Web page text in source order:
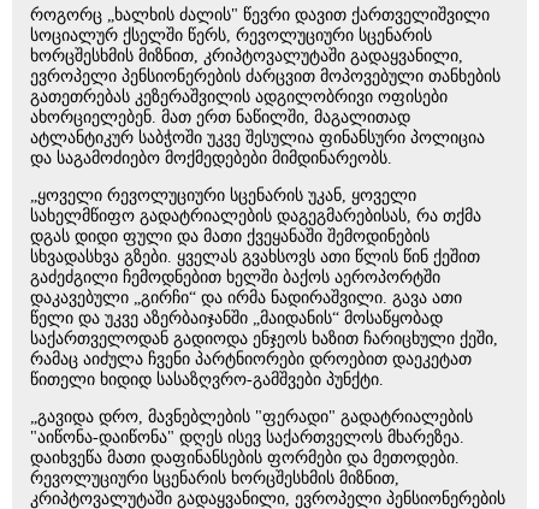
როგორც „ხალხის ძალის" წევრი დავით ქართველიშვილი
სოციალურ ქსელში წერს, რევოლუციური სცენარის
ხორცშესხმის მიზნით, კრიპტოვალუტაში გადაყვანილი,
ევროპელი პენსიონერების ძარცვით მოპოვებული თანხების
გათეთრებას კეზერაშვილის ადგილობრივი ოფისები
ახორციელებენ. მათ ერთ ნაწილში, მაგალითად
ატლანტიკურ საბჭოში უკვე შესულია ფინანსური პოლიცია
და საგამოძიებო მოქმედებები მიმდინარეობს.
„ყოველი რევოლუციური სცენარის უკან, ყოველი
სახელმწიფო გადატრიალების დაგეგმარებისას, რა თქმა
დგას დიდი ფული და მათი ქვეყანაში შემოდინების
სხვადასხვა გზები. ყველას გვახსოვს ათი წლის წინ ქეშით
გაძეძგილი ჩემოდნებით ხელში ბაქოს აეროპორტში
დაკავებული „გირჩი“ და ირმა ნადირაშვილი. გავა ათი
წელი და უკვე აზერბაიჯანში „მაიდანის“ მოსაწყობად
საქართველოდან გადიოდა ენჯეოს ხაზით ჩარიცხული ქეში,
რამაც აიძულა ჩვენი პარტნიორები დროებით დაეკეტათ
წითელი ხიდიდ სასაზღვრო-გამშვები პუნქტი.
„გავიდა დრო, მავნებლების "ფერადი" გადატრიალების
"აიწონა-დაიწონა" დღეს ისევ საქართველოს მხარეზეა.
დაიხვეწა მათი დაფინანსების ფორმები და მეთოდები.
რევოლუციური სცენარის ხორცშესხმის მიზნით,
კრიპტოვალუტაში გადაყვანილი, ევროპელი პენსიონერების